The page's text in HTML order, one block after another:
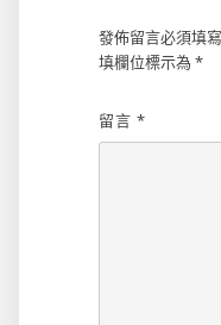
發佈留言必須填
填欄位標示為 *
留言 *